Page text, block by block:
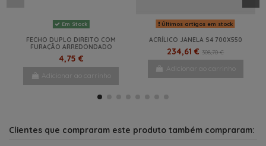
Em Stock
FECHO DUPLO DIREITO COM
FURAÇÃO ARREDONDADO
4,75 €
Adicionar ao carrinho
Últimos artigos em stock
ACRÍLICO JANELA S4 700X550
234,61 €308,70 €
Adicionar ao carrinho
Clientes que compraram este produto também compraram: